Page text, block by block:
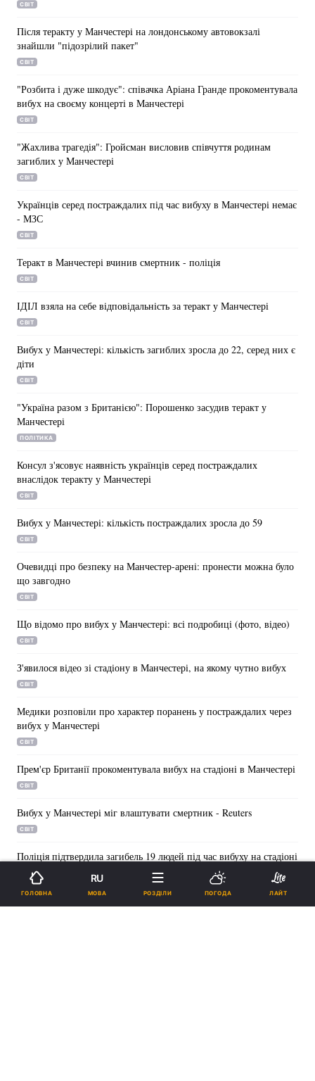
СВІТ
Після теракту у Манчестері на лондонському автовокзалі
знайшли "підозрілий пакет"
СВІТ
"Розбита і дуже шкодує": співачка Аріана Гранде прокоментувала
вибух на своєму концерті в Манчестері
СВІТ
"Жахлива трагедія": Гройсман висловив співчуття родинам
загиблих у Манчестері
СВІТ
Українців серед постраждалих під час вибуху в Манчестері немає
- МЗС
СВІТ
Теракт в Манчестері вчинив смертник - поліція
СВІТ
ІДІЛ взяла на себе відповідальність за теракт у Манчестері
СВІТ
Вибух у Манчестері: кількість загиблих зросла до 22, серед них є
діти
СВІТ
"Україна разом з Британією": Порошенко засудив теракт у
Манчестері
ПОЛІТИКА
Консул з'ясовує наявність українців серед постраждалих
внаслідок теракту у Манчестері
СВІТ
Вибух у Манчестері: кількість постраждалих зросла до 59
СВІТ
Очевидці про безпеку на Манчестер-арені: пронести можна було
що завгодно
СВІТ
Що відомо про вибух у Манчестері: всі подробиці (фото, відео)
СВІТ
З'явилося відео зі стадіону в Манчестері, на якому чутно вибух
СВІТ
Медики розповіли про характер поранень у постраждалих через
вибух у Манчестері
СВІТ
Прем'єр Британії прокоментувала вибух на стадіоні в Манчестері
СВІТ
Вибух у Манчестері міг влаштувати смертник - Reuters
СВІТ
Поліція підтвердила загибель 19 людей під час вибуху на стадіоні
Манчестера
СВІТ
ГОЛОВНА
RU
МОВА РОЗДІЛИ ПОГОДА ЛАЙТ